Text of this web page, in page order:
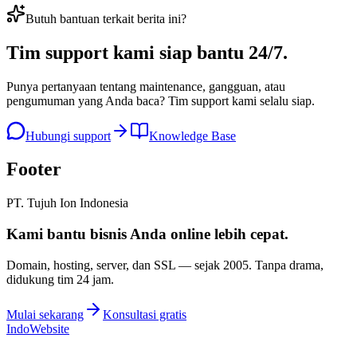
Butuh bantuan terkait berita ini?
Tim support kami siap bantu 24/7.
Punya pertanyaan tentang maintenance, gangguan, atau
pengumuman yang Anda baca? Tim support kami selalu siap.
Hubungi support Knowledge Base
Footer
PT. Tujuh Ion Indonesia
Kami bantu bisnis Anda online lebih cepat.
Domain, hosting, server, dan SSL — sejak 2005. Tanpa drama,
didukung tim 24 jam.
Mulai sekarang
Konsultasi gratis
IndoWebsite